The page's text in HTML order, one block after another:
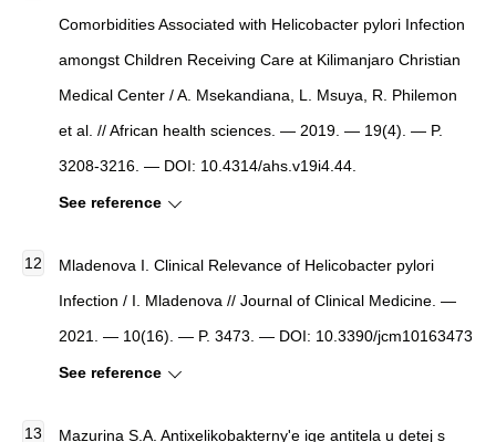
Comorbidities Associated with Helicobacter pylori Infection
amongst Children Receiving Care at Kilimanjaro Christian
Medical Center / A. Msekandiana, L. Msuya, R. Philemon
et al. //African health sciences . — 2019. — 19(4). — P.
3208-3216. — DOI: 10.4314/ahs.v19i4.44.
See reference
Mladenova I. Clinical Relevance of Helicobacter pylori
Infection / I. Mladenova // Journal of Clinical Medicine . —
2021. — 10(16). — P. 3473. — DOI: 10.3390/jcm10163473
See reference
Mazurina S.A. Antixelikobakterny'e ige antitela u detej s